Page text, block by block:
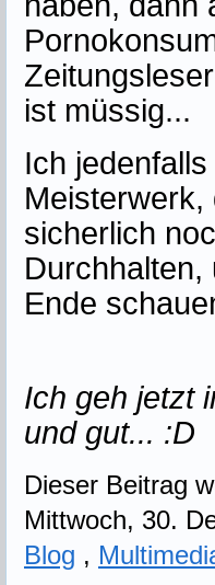
ist müssig...
Ich
sicherlich
Durchhalten,
Ende
Ich geh jetzt
und gut... :D
Dieser Beitrag
Mittwoch, 30.
Blog ,